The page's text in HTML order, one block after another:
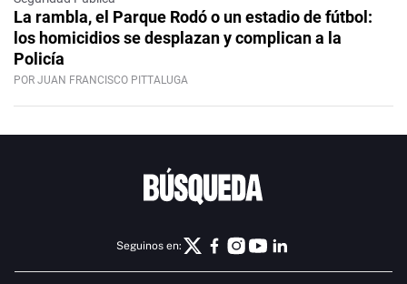
La rambla, el Parque Rodó o un estadio de fútbol:
los homicidios se desplazan y complican a la
Policía
POR JUAN FRANCISCO PITTALUGA
Seguinos en: